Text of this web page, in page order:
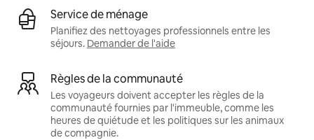
Service de ménage
Planifiez des nettoyages professionnels entre les
séjours. Demander de l'aide
Règles de la communauté
Les voyageurs doivent accepter les règles de la
communauté fournies par l'immeuble, comme les
heures de quiétude et les politiques sur les animaux
de compagnie.